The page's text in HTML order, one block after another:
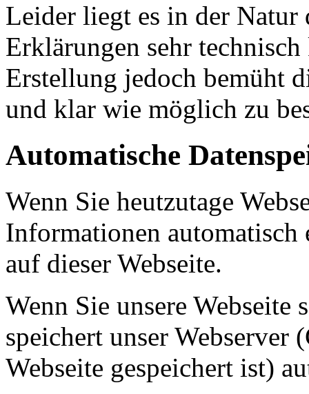
Leider liegt es in der Natur
Erklärungen sehr
Erstellung jedoch bemüht
und klar wie möglich zu
Automatische
Wenn Sie heutzutage
Informationen automatisch
auf dieser Webseite.
Wenn Sie unsere Webseite
speichert unser Webserver
Webseite gespeichert ist)